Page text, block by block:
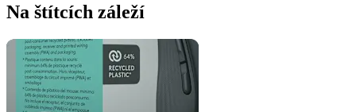
Na štítcích záleží